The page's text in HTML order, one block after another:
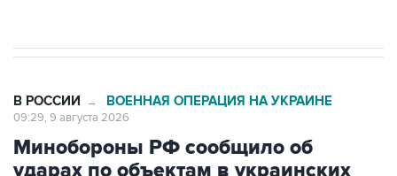
В РОССИИ → ВОЕННАЯ ОПЕРАЦИЯ НА УКРАИНЕ
09:29, 9 августа 2026
Минобороны РФ сообщило об
ударах по объектам в украинских